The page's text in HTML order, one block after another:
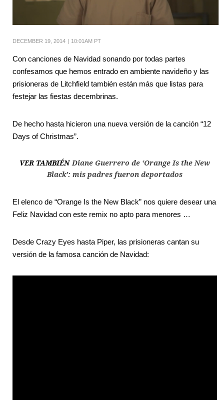
DECEMBER 19, 2014 10:01AM PT
Con canciones de Navidad sonando por todas partes
confesamos que hemos entrado en ambiente navideño y las
prisioneras de Litchfield también están más que listas para
festejar las fiestas decembrinas.
De hecho hasta hicieron una nueva versión de la canción “12
Days of Christmas”.
VER TAMBIÉN Diane Guerrero de ‘Orange Is the New
Black’: mis padres fueron deportados
El elenco de “Orange Is the New Black” nos quiere desear una
Feliz Navidad con este remix no apto para menores …
Desde Crazy Eyes hasta Piper, las prisioneras cantan su
versión de la famosa canción de Navidad: